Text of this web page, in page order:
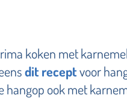
koken met
dit receptvoor
hangop ook met